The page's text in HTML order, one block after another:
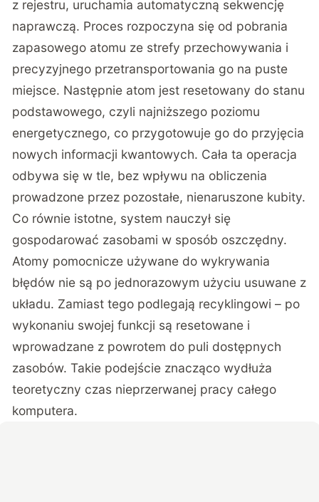
z rejestru, uruchamia automatyczną sekwencję
naprawczą. Proces rozpoczyna się od pobrania
zapasowego atomu ze strefy przechowywania i
precyzyjnego przetransportowania go na puste
miejsce. Następnie atom jest resetowany do stanu
podstawowego, czyli najniższego poziomu
energetycznego, co przygotowuje go do przyjęcia
nowych informacji kwantowych. Cała ta operacja
odbywa się w tle, bez wpływu na obliczenia
prowadzone przez pozostałe, nienaruszone kubity.
Co równie istotne, system nauczył się
gospodarować zasobami w sposób oszczędny.
Atomy pomocnicze używane do wykrywania
błędów nie są po jednorazowym użyciu usuwane z
układu. Zamiast tego podlegają recyklingowi – po
wykonaniu swojej funkcji są resetowane i
wprowadzane z powrotem do puli dostępnych
zasobów. Takie podejście znacząco wydłuża
teoretyczny czas nieprzerwanej pracy całego
komputera.